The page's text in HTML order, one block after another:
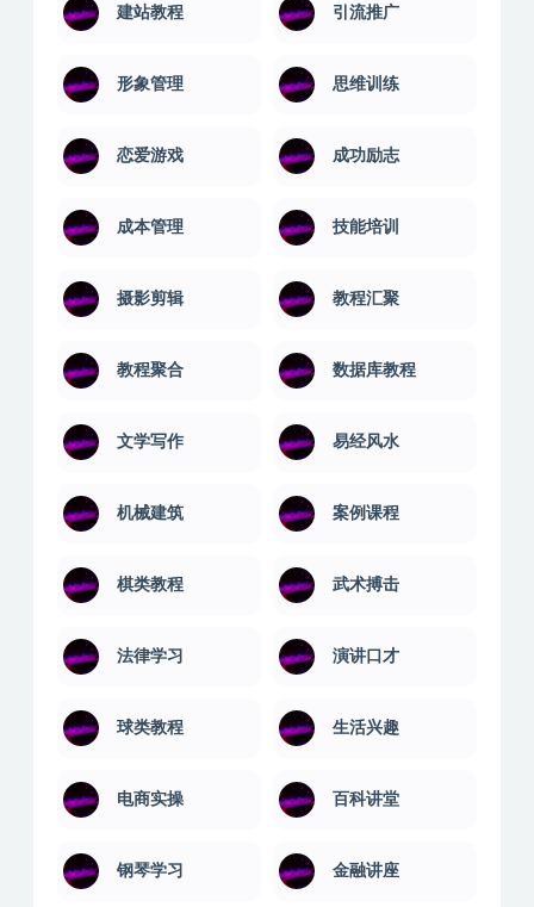
建站教程 引流推广
形象管理 思维训练
恋爱游戏 成功励志
成本管理 技能培训
摄影剪辑 教程汇聚
教程聚合 数据库教程
文学写作 易经风水
机械建筑 案例课程
棋类教程 武术搏击
法律学习 演讲口才
球类教程 生活兴趣
电商实操 百科讲堂
钢琴学习 金融讲座